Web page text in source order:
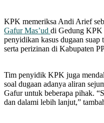
KPK memeriksa Andi Arief
Gafur Mas’ud di Gedung KPK
penyidikan kasus dugaan suap
serta perizinan di Kabupaten
Tim penyidik KPK juga
soal dugaan adanya aliran
Gafur untuk beberapa pihak.
dan dalami lebih lanjut,”